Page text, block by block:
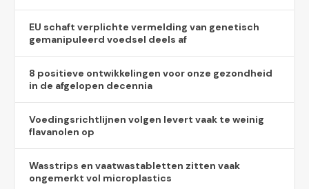
EU schaft verplichte vermelding van genetisch
gemanipuleerd voedsel deels af
8 positieve ontwikkelingen voor onze gezondheid
in de afgelopen decennia
Voedingsrichtlijnen volgen levert vaak te weinig
flavanolen op
Wasstrips en vaatwastabletten zitten vaak
ongemerkt vol microplastics